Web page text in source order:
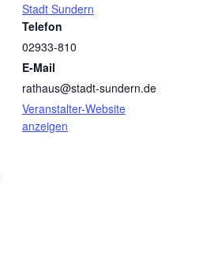
Stadt Sundern
Telefon
02933-810
E-Mail
rathaus@stadt-sundern.de
Veranstalter-Website
anzeigen